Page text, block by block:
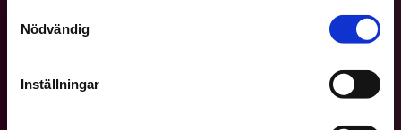
Nödvändig
Inställningar
Det bemötande som verkligen berör och ger